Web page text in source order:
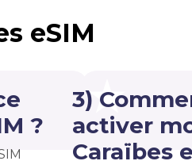
eSIM
?
3)
activer
Caraïbes